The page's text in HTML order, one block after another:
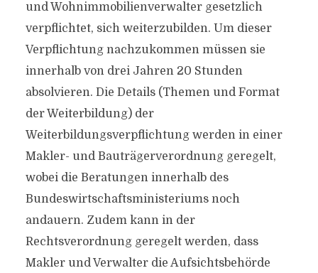
und Wohnimmobilienverwalter gesetzlich
verpflichtet, sich weiterzubilden. Um dieser
Verpflichtung nachzukommen müssen sie
innerhalb von drei Jahren 20 Stunden
absolvieren. Die Details (Themen und Format
der Weiterbildung) der
Weiterbildungsverpflichtung werden in einer
Makler- und Bauträgerverordnung geregelt,
wobei die Beratungen innerhalb des
Bundeswirtschaftsministeriums noch
andauern. Zudem kann in der
Rechtsverordnung geregelt werden, dass
Makler und Verwalter die Aufsichtsbehörde